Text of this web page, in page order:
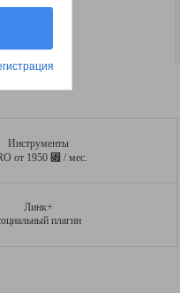
Инструменты
от 1950 ⃏ / мес.
Линк+
плагин